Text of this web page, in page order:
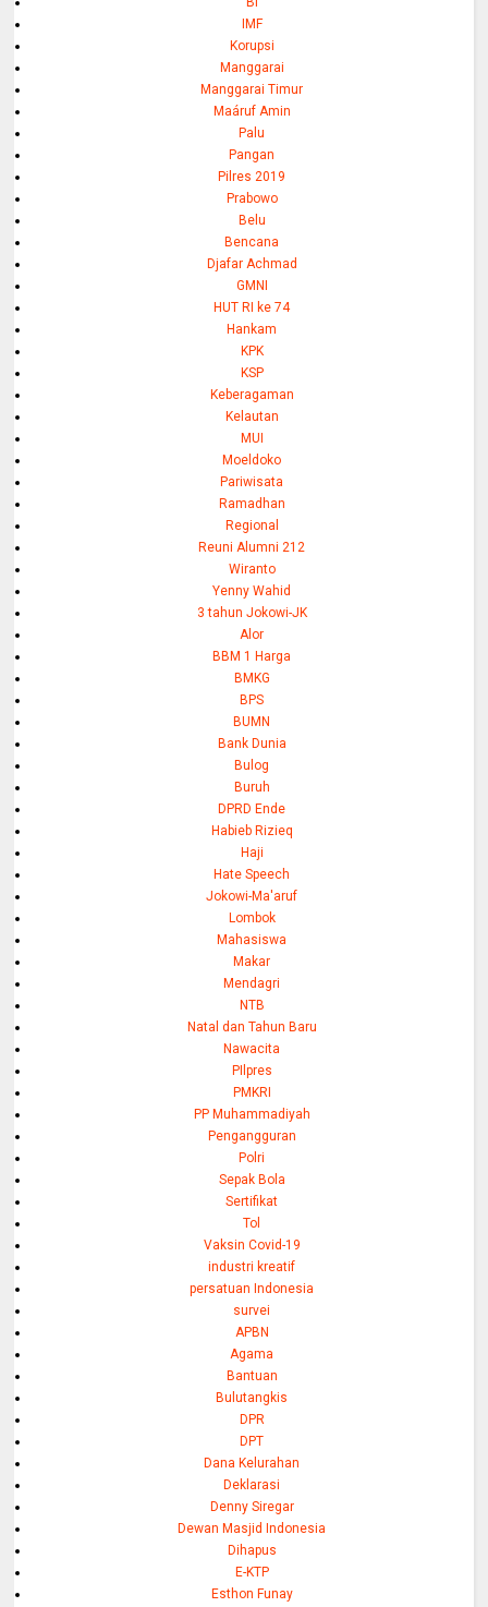
IMF
Korupsi
Manggarai
Manggarai Timur
Maáruf Amin
Palu
Pangan
Pilres 2019
Prabowo
Belu
Bencana
Djafar Achmad
GMNI
HUT RI ke 74
Hankam
KPK
KSP
Keberagaman
Kelautan
MUI
Moeldoko
Pariwisata
Ramadhan
Regional
Reuni Alumni 212
Wiranto
Yenny Wahid
3 tahun Jokowi-JK
Alor
BBM 1 Harga
BMKG
BPS
BUMN
Bank Dunia
Bulog
Buruh
DPRD Ende
Habieb Rizieq
Haji
Hate Speech
Jokowi-Ma'aruf
Lombok
Mahasiswa
Makar
Mendagri
NTB
Natal dan Tahun Baru
Nawacita
PIlpres
PMKRI
PP Muhammadiyah
Pengangguran
Polri
Sepak Bola
Sertifikat
Tol
Vaksin Covid-19
industri kreatif
persatuan Indonesia
survei
APBN
Agama
Bantuan
Bulutangkis
DPR
DPT
Dana Kelurahan
Deklarasi
Denny Siregar
Dewan Masjid Indonesia
Dihapus
E-KTP
Esthon Funay